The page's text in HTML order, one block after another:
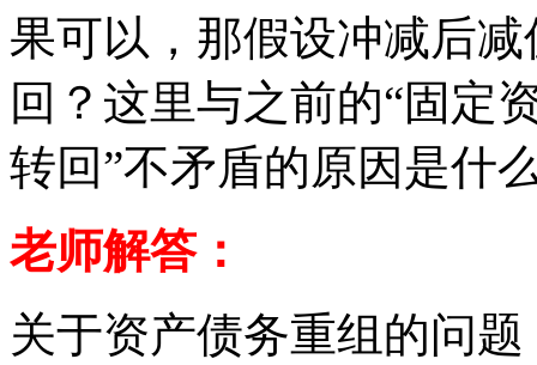
果可以，那假设冲减后
回？这里与之前的“固定
转回”不矛盾的原因是什
老师解答：
关于资产债务重组的问题